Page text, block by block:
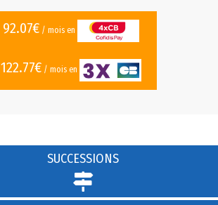
92.07€/ mois en
122.77€/ mois en
SUCCESSIONS